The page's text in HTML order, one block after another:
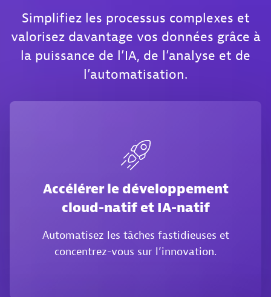
Simplifiez les processus complexes et
valorisez davantage vos données grâce à
la puissance de l’IA, de l’analyse et de
l’automatisation.
Accélérer le développement
cloud-natif et IA-natif
Automatisez les tâches fastidieuses et
concentrez-vous sur l’innovation.